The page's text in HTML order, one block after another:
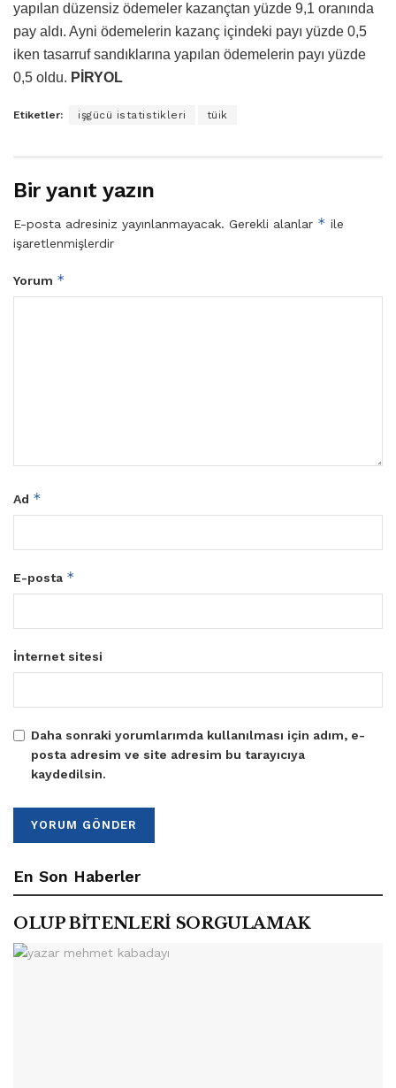
yapılan düzensiz ödemeler kazançtan yüzde 9,1 oranında
pay aldı. Ayni ödemelerin kazanç içindeki payı yüzde 0,5
iken tasarruf sandıklarına yapılan ödemelerin payı yüzde
0,5 oldu. PİRYOL
Etiketler: işgücü istatistikleri tüik
Bir yanıt yazın
E-posta adresiniz yayınlanmayacak. Gerekli alanlar * ile
işaretlenmişlerdir
Yorum *
Ad *
E-posta *
İnternet sitesi
Daha sonraki yorumlarımda kullanılması için adım, e-
posta adresim ve site adresim bu tarayıcıya
kaydedilsin.
En Son Haberler
OLUP BİTENLERİ SORGULAMAK